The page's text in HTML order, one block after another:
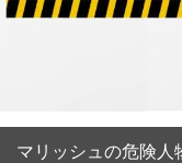
マリッシュの危険人